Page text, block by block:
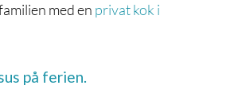
med en privat kok i
på ferien.